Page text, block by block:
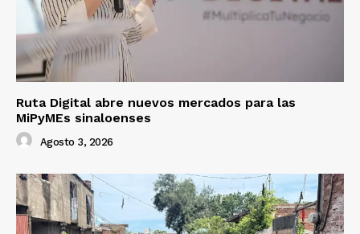
Ruta Digital abre nuevos mercados para las
MiPyMEs sinaloenses
Agosto 3, 2026